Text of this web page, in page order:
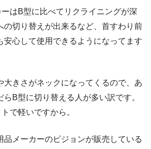
はB型に比べてリクライニングが深
の切り替えが出来るなど、首すわり前
安心して使用できるようになってます
大きさがネックになってくるので、あ
らB型に切り替える人が多い訳です。
で軽いですから。
品メーカーのピジョンが販売している